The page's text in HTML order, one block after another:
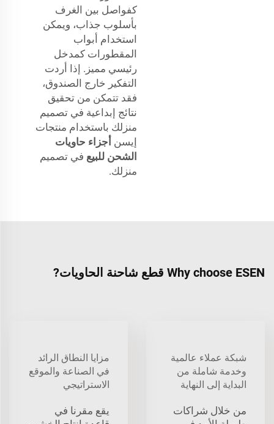
كفواصل بين الغرف
بأسلوب جذاب، ويمكن
استخدام أبواب
المقطورات كمدخل
رئيسي مميز. إذا أردت
التفكير خارج الصندوق،
فقد تتمكن من تحقيق
نتائج إبداعية في تصميم
منزلك باستخدام منتجات
إيسن أجزاء حاويات
الشحن للبيع في تصميم
منزلك.
Why choose ESEN قطع شاحنة الحاويات?
شبكة عملاء عالمية
وخدمة شاملة من
البداية إلى النهاية
من خلال شراكات
مزايا النطاق الرائد
في الصناعة والموقع
الاستراتيجي
يقع مقرنا في